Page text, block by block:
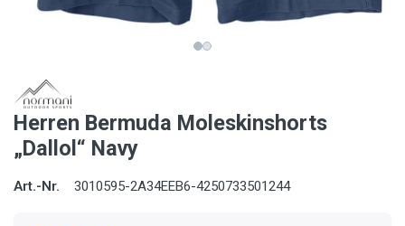
Herren Bermuda Moleskinshorts
„Dallol“ Navy
Art.-Nr. 3010595-2A34EEB6-4250733501244